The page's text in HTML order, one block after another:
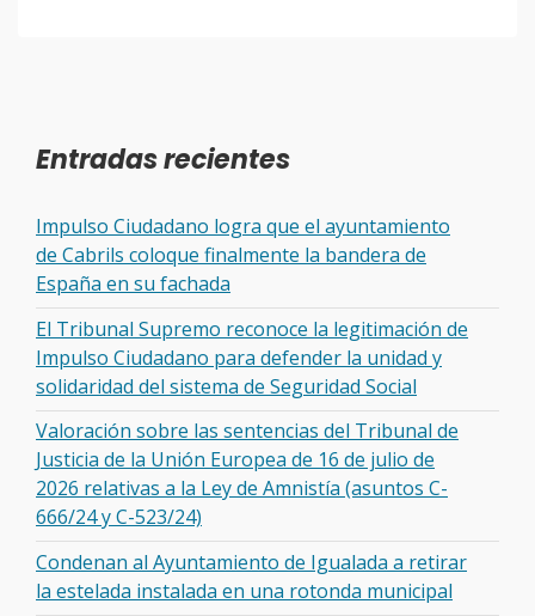
Entradas recientes
Impulso Ciudadano logra que el ayuntamiento
de Cabrils coloque finalmente la bandera de
España en su fachada
El Tribunal Supremo reconoce la legitimación de
Impulso Ciudadano para defender la unidad y
solidaridad del sistema de Seguridad Social
Valoración sobre las sentencias del Tribunal de
Justicia de la Unión Europea de 16 de julio de
2026 relativas a la Ley de Amnistía (asuntos C-
666/24 y C-523/24)
Condenan al Ayuntamiento de Igualada a retirar
la estelada instalada en una rotonda municipal